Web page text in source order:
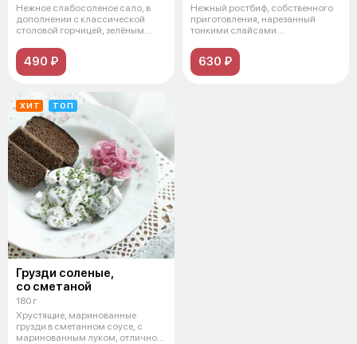
Нежное слабосоленое сало, в
дополнении с классической
столовой горчицей, зелёным
490 ₽
Нежный ростбиф, собственного
приготовления, нарезанный
тонкими слайсами.
630 ₽
ХИТ ТОП
Грузди соленые,
со сметаной
180 г
Хрустящие, маринованные
грузди в сметанном соусе, с
маринованным луком, отлично